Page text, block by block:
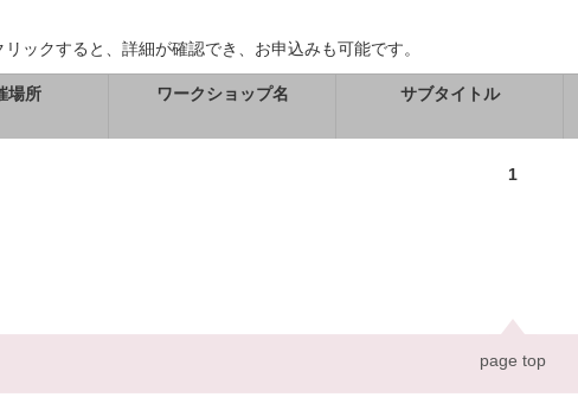
ックすると、詳細が確認でき、お申込みも可能です。
場所 ワークショップ名 サブタイトル
1
page top